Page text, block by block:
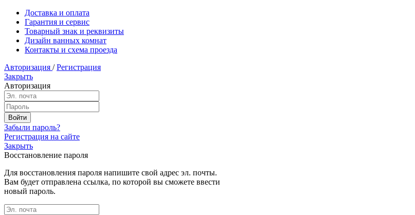
Доставка и оплата
Гарантия и сервис
Товарный знак и реквизиты
Дизайн ванных комнат
Контакты и схема проезда
Авторизация / Регистрация
Закрыть
Авторизация
Забыли пароль?
Регистрация на сайте
Закрыть
Восстановление пароля
Для восстановления пароля напишите свой адрес эл. почты.
Вам будет отправлена ссылка, по которой вы сможете ввести
новый пароль.